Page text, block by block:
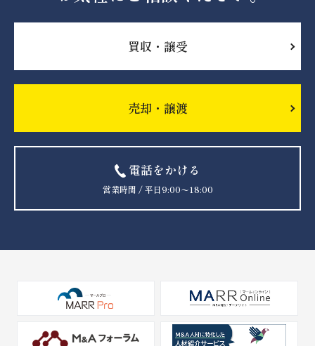
買収・譲受
売却・譲渡
電話をかける
営業時間 / 平日9:00〜18:00